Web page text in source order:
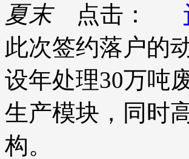
夏末点击：
此次签约落户的
设年处理30万吨
生产模块，同时
构。